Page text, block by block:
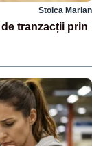
Stoica Marian
tranzacții prin